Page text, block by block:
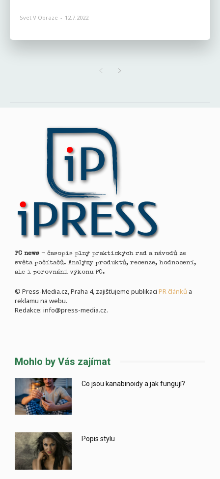
PC news - časopis plný praktických rad a návodů ze
světa počítačů. Analýzy produktů, recenze, hodnocení,
ale i porovnání výkonu PC.
© Press-Media.cz, Praha 4, zajišťujeme publikaci PR článků a
reklamu na webu.
Redakce: info@press-media.cz.
Mohlo by Vás zajímat
Co jsou kanabinoidy a jak fungují?
Popis stylu